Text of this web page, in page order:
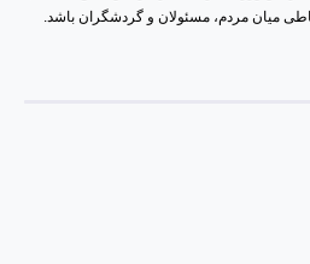
میان مردم، مسئولان و گردشگران باشد.